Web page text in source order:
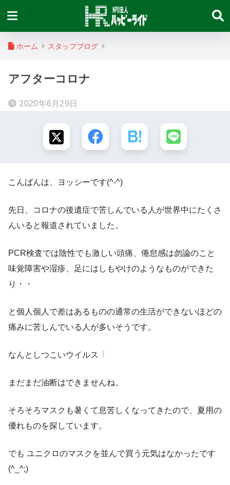
ホーム スタッフブログ
アフターコロナ
2020年6月29日
こんばんは、ヨッシーです(^-^)
先日、コロナの後遺症で苦しんでいる人が世界中にたくさ
んいると報道されていました。
PCR検査では陰性でも激しい頭痛、倦怠感は勿論のこと
味覚障害や湿疹、足にはしもやけのようなものができた
り・・
と個人個人で差はあるものの通常の生活ができないほどの
痛みに苦しんでいる人が多いそうです。
なんとしつこいウイルス
まだまだ油断はできませんね。
そろそろマスクも暑くて息苦しくなってきたので、夏用の
優れものを探しています。
でも ユニクロのマスクを並んで買う元気はなかったです
(^_^;)